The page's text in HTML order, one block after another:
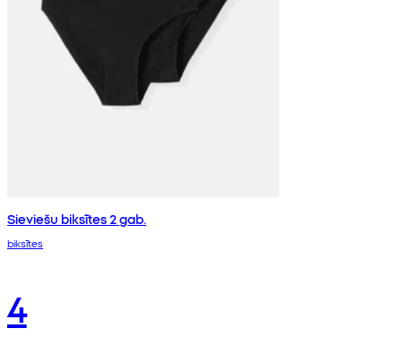
Sieviešu biksītes 2 gab.
biksītes
4